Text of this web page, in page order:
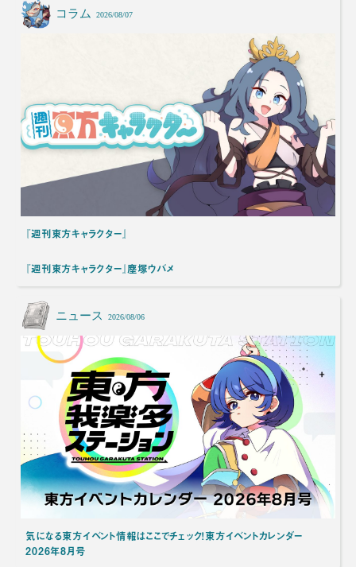
コラム 2026/08/07
『週刊東方キャラクター』
『週刊東方キャラクター』塵塚ウバメ
ニュース 2026/08/06
気になる東方イベント情報はここでチェック！東方イベントカレンダー
2026年8月号